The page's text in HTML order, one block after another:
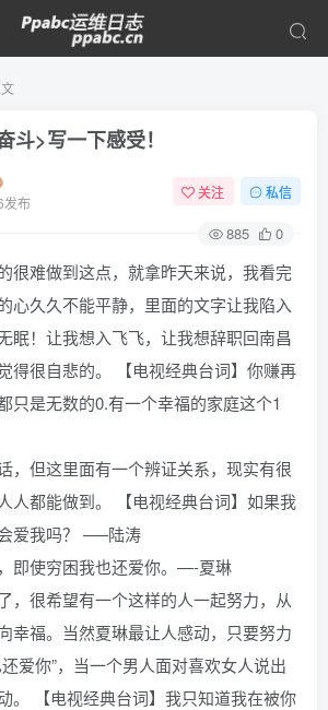
斗>写一下感受！
发布
关注 私信
885 0
很难做到这点，就拿昨天来说，我看完
心久久不能平静，里面的文字让我陷入
眠！让我想入飞飞，让我想辞职回南昌
得很自悲的。 【电视经典台词】你赚再
只是无数的0.有一个幸福的家庭这个1
，但这里面有一个辨证关系，现实有很
人都能做到。 【电视经典台词】如果我
爱我吗？ —–陆涛
即使穷困我也还爱你。—-夏琳
，很希望有一个这样的人一起努力，从
幸福。当然夏琳最让人感动，只要努力
爱你”，当一个男人面对喜欢女人说出
。 【电视经典台词】我只知道我在被你